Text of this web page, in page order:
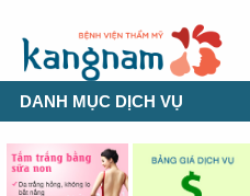
DANH MỤC DỊCH VỤ